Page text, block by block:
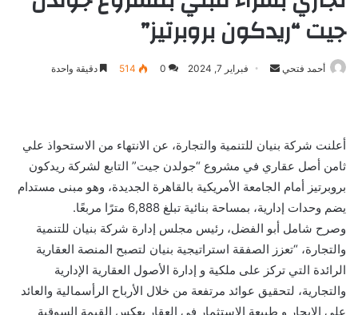
جيت “ريدكون بروبرتيز”
أحمد فتحي
أرسل فبراير 7, 2024 0
514 دقيقة واحدة
أعلنت شركة بنيان للتنمية والتجارة، عن الانتهاء من الاستحواذ علي
ثامن أصل عقاري في مشروع “جولدن جيت” التابع لشركة ريدكون
بروبرتيز أمام الجامعة الأمريكية بالقاهرة الجديدة، وهو مبنى مستدام
يضم وحدات إدارية، بمساحة بنائية تبلغ 6,888 مترًا مربعًا.
وصرح شامل أبو الفضل، رئيس مجلس إدارة شركة بنيان للتنمية
والتجارة، “تعزز الصفقة استراتيجية بنيان لتصبح المنصة العقارية
الرائدة التي تركز على ملكية و إدارة الأصول العقارية الإدارية
والتجارية، لتحقيق عوائد مرتفعة من خلال الأرباح الرأسمالية والعائد
على الإيجار و طبيعة الاستثمار في العقار يعكس القيمة السوقية